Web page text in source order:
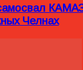
Челнах